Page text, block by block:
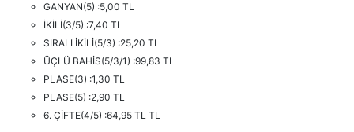
GANYAN(5) :5,00 TL
İKİLİ(3/5) :7,40 TL
SIRALI İKİLİ(5/3) :25,20 TL
ÜÇLÜ BAHİS(5/3/1) :99,83 TL
PLASE(3) :1,30 TL
PLASE(5) :2,90 TL
6. ÇİFTE(4/5) :64,95 TL TL